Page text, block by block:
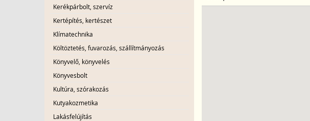
Kerékpárbolt, szervíz
Kertépítés, kertészet
Klímatechnika
Költöztetés, fuvarozás, szállítmányozás
Könyvelő, könyvelés
Könyvesbolt
Kultúra, szórakozás
Kutyakozmetika
Lakásfelújítás